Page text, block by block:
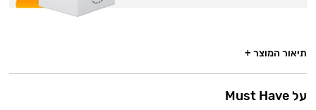
תיאור המוצר +
על Must Have